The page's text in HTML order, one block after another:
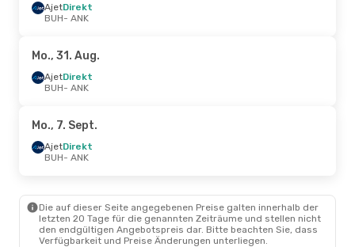
AjetDirekt
BUH- ANK
Mo., 31. Aug.
AjetDirekt
BUH- ANK
Mo., 7. Sept.
AjetDirekt
BUH- ANK
Die auf dieser Seite angegebenen Preise galten innerhalb der
letzten 20 Tage für die genannten Zeiträume und stellen nicht
den endgültigen Angebotspreis dar. Bitte beachten Sie, dass
Verfügbarkeit und Preise Änderungen unterliegen.